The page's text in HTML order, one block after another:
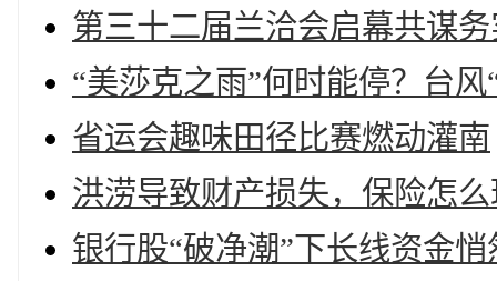
第三十二届兰洽会启幕共谋
“美莎克之雨”何时能停？台
省运会趣味田径比赛燃动灌南
洪涝导致财产损失，保险怎
银行股“破净潮”下长线资金悄